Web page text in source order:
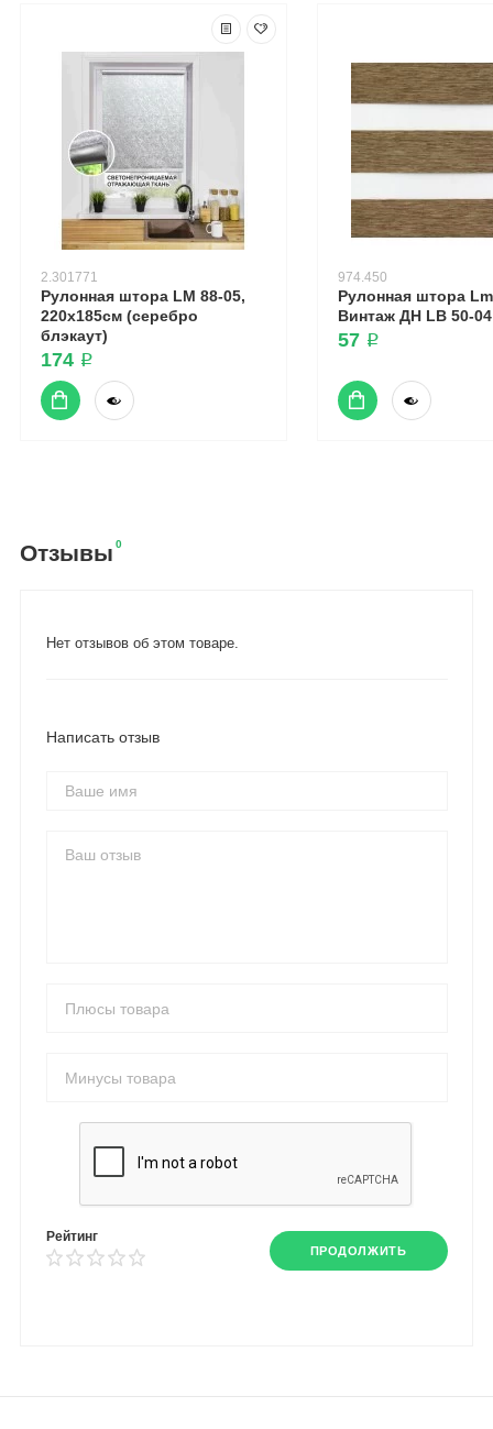
2.301771
Рулонная штора LM 88-05,
220х185см (серебро
блэкаут)
174 ₽
974.450
Рулонная штора
Винтаж ДН LB 50-
57 ₽
Отзывы 0
Нет отзывов об этом товаре.
Написать отзыв
Рейтинг
ПРОДОЛЖИТЬ